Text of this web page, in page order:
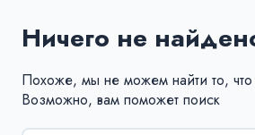
Ничего не
Похоже, мы не можем найти то,
Возможно, вам поможет поиск